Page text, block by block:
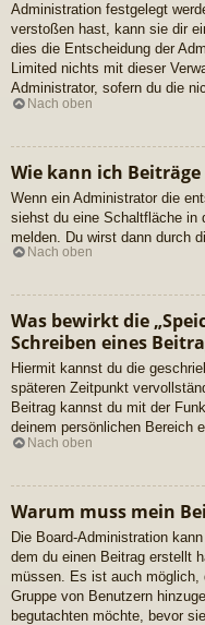
Administration festgelegt
verstoßen hast, kann sie dir
dies die Entscheidung der
Limited nichts mit dieser
Administrator, sofern du die
Nach oben
Wie kann ich
Wenn ein Administrator die
siehst du eine Schaltfläche in
melden. Du wirst dann durch
Nach oben
Was bewirkt die
Schreiben eines
Hiermit kannst du die
späteren Zeitpunkt
Beitrag kannst du mit der
deinem persönlichen Bereich
Nach oben
Warum muss mein
Die Board-Administration
dem du einen Beitrag erstellt
müssen. Es ist auch möglich,
Gruppe von Benutzern
begutachten möchte, bevor